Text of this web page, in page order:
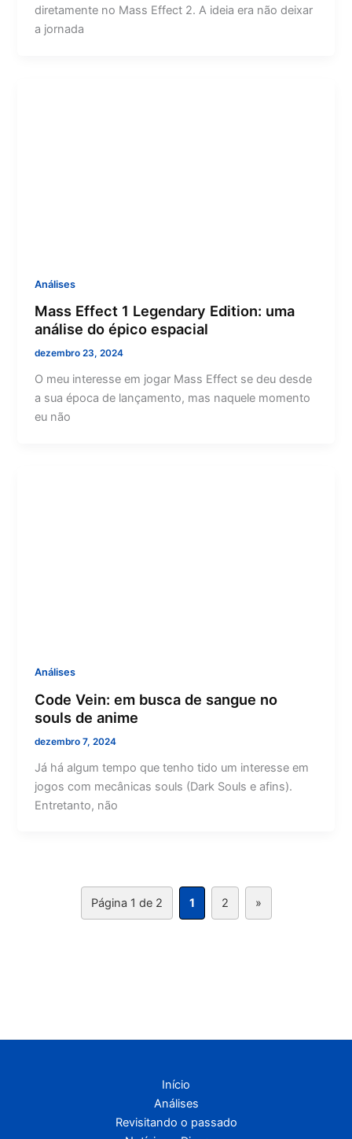
diretamente no Mass Effect 2. A ideia era não deixar
a jornada
Análises
Mass Effect 1 Legendary Edition: uma
análise do épico espacial
dezembro 23, 2024
O meu interesse em jogar Mass Effect se deu desde
a sua época de lançamento, mas naquele momento
eu não
Análises
Code Vein: em busca de sangue no
souls de anime
dezembro 7, 2024
Já há algum tempo que tenho tido um interesse em
jogos com mecânicas souls (Dark Souls e afins).
Entretanto, não
Página 1 de 2 1 2 »
Início
Análises
Revisitando o passado